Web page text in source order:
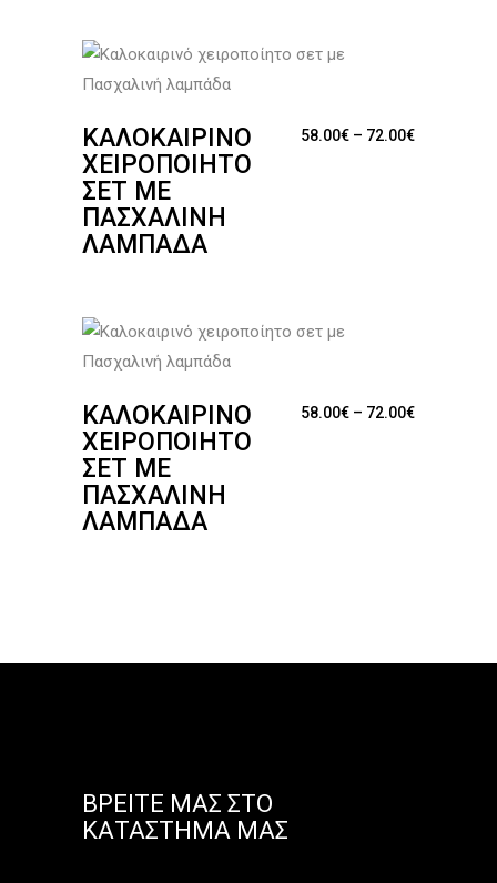
ΚΑΛΟΚΑΙΡΙΝΌ
ΧΕΙΡΟΠΟΊΗΤΟ
ΣΕΤ ΜΕ
ΠΑΣΧΑΛΙΝΉ
ΛΑΜΠΆΔΑ
58.00€ – 72.00€Price
ΚΑΛΟΚΑΙΡΙΝΌ
ΧΕΙΡΟΠΟΊΗΤΟ
ΣΕΤ ΜΕ
ΠΑΣΧΑΛΙΝΉ
ΛΑΜΠΆΔΑ
58.00€ – 72.00€Price
ΒΡΕΊΤΕ ΜΑΣ ΣΤΟ
ΚΑΤΆΣΤΗΜΑ ΜΑΣ